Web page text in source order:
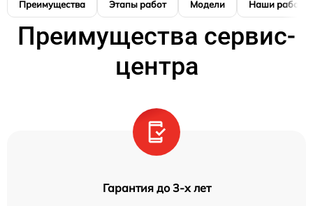
Преимущества Этапы работ Модели Наши работы
Преимущества сервис-
центра
Гарантия до 3-х лет